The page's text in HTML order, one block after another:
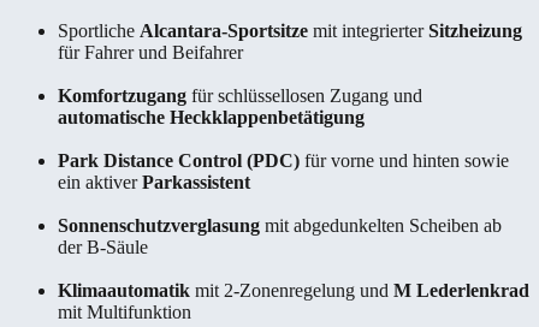
Sportliche Alcantara-Sportsitze mit integrierterSitzheizung
für Fahrer und Beifahrer
Komfortzugang für schlüssellosen Zugang und
automatische Heckklappenbetätigung
Park Distance Control (PDC) für vorne und hinten sowie
ein aktiverParkassistent
Sonnenschutzverglasung mit abgedunkelten Scheiben ab
der B-Säule
Klimaautomatik mit 2-Zonenregelung und M Lederlenkrad
mit Multifunktion